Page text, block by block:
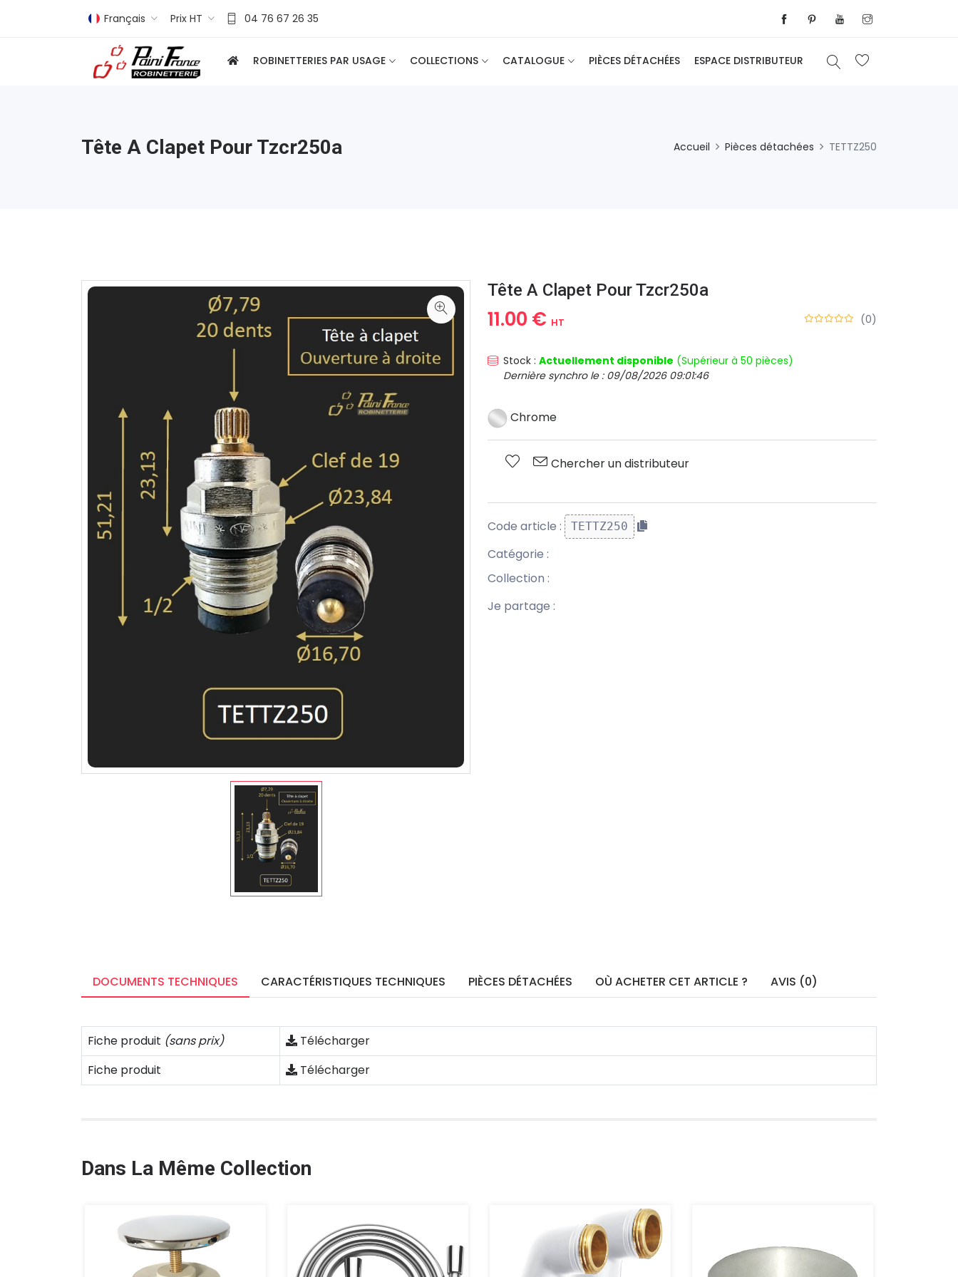
Français Prix HT 04 76 67 26 35
ROBINETTERIES PAR USAGE COLLECTIONS CATALOGUE PIÈCES DÉTACHÉES ESPACE DISTRIBUTEUR
Tête A Clapet Pour Tzcr250a Accueil Pièces détachées TETTZ250
Tête A Clapet Pour Tzcr250a
11.00 € HT (0)
Stock : Actuellement disponible (Supérieur à 50 pièces)
Dernière synchro le : 09/08/2026 09:01:46
Chrome
Chercher un distributeur
Code article : TETTZ250
Catégorie :
Collection :
Je partage :
DOCUMENTS TECHNIQUES CARACTÉRISTIQUES TECHNIQUES PIÈCES DÉTACHÉES OÙ ACHETER CET ARTICLE ? AVIS (0)
Fiche produit (sans prix)
Télécharger
Fiche produit
Télécharger
Dans La Même Collection